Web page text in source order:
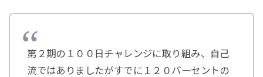
第２期の１００日チャレンジに取り組み、自己
流ではありましたがすでに１２０パーセントの